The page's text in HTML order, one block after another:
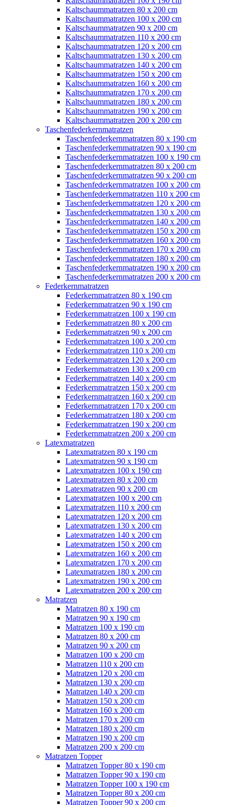
Kaltschaummatratzen 80 x 200 cm
Kaltschaummatratzen 100 x 200 cm
Kaltschaummatratzen 90 x 200 cm
Kaltschaummatratzen 110 x 200 cm
Kaltschaummatratzen 120 x 200 cm
Kaltschaummatratzen 130 x 200 cm
Kaltschaummatratzen 140 x 200 cm
Kaltschaummatratzen 150 x 200 cm
Kaltschaummatratzen 160 x 200 cm
Kaltschaummatratzen 170 x 200 cm
Kaltschaummatratzen 180 x 200 cm
Kaltschaummatratzen 190 x 200 cm
Kaltschaummatratzen 200 x 200 cm
Taschenfederkernmatratzen
Taschenfederkernmatratzen 80 x 190 cm
Taschenfederkernmatratzen 90 x 190 cm
Taschenfederkernmatratzen 100 x 190 cm
Taschenfederkernmatratzen 80 x 200 cm
Taschenfederkernmatratzen 90 x 200 cm
Taschenfederkernmatratzen 100 x 200 cm
Taschenfederkernmatratzen 110 x 200 cm
Taschenfederkernmatratzen 120 x 200 cm
Taschenfederkernmatratzen 130 x 200 cm
Taschenfederkernmatratzen 140 x 200 cm
Taschenfederkernmatratzen 150 x 200 cm
Taschenfederkernmatratzen 160 x 200 cm
Taschenfederkernmatratzen 170 x 200 cm
Taschenfederkernmatratzen 180 x 200 cm
Taschenfederkernmatratzen 190 x 200 cm
Taschenfederkernmatratzen 200 x 200 cm
Federkernmatratzen
Federkernmatratzen 80 x 190 cm
Federkernmatratzen 90 x 190 cm
Federkernmatratzen 100 x 190 cm
Federkernmatratzen 80 x 200 cm
Federkernmatratzen 90 x 200 cm
Federkernmatratzen 100 x 200 cm
Federkernmatratzen 110 x 200 cm
Federkernmatratzen 120 x 200 cm
Federkernmatratzen 130 x 200 cm
Federkernmatratzen 140 x 200 cm
Federkernmatratzen 150 x 200 cm
Federkernmatratzen 160 x 200 cm
Federkernmatratzen 170 x 200 cm
Federkernmatratzen 180 x 200 cm
Federkernmatratzen 190 x 200 cm
Federkernmatratzen 200 x 200 cm
Latexmatratzen
Latexmatratzen 80 x 190 cm
Latexmatratzen 90 x 190 cm
Latexmatratzen 100 x 190 cm
Latexmatratzen 80 x 200 cm
Latexmatratzen 90 x 200 cm
Latexmatratzen 100 x 200 cm
Latexmatratzen 110 x 200 cm
Latexmatratzen 120 x 200 cm
Latexmatratzen 130 x 200 cm
Latexmatratzen 140 x 200 cm
Latexmatratzen 150 x 200 cm
Latexmatratzen 160 x 200 cm
Latexmatratzen 170 x 200 cm
Latexmatratzen 180 x 200 cm
Latexmatratzen 190 x 200 cm
Latexmatratzen 200 x 200 cm
Matratzen
Matratzen 80 x 190 cm
Matratzen 90 x 190 cm
Matratzen 100 x 190 cm
Matratzen 80 x 200 cm
Matratzen 90 x 200 cm
Matratzen 100 x 200 cm
Matratzen 110 x 200 cm
Matratzen 120 x 200 cm
Matratzen 130 x 200 cm
Matratzen 140 x 200 cm
Matratzen 150 x 200 cm
Matratzen 160 x 200 cm
Matratzen 170 x 200 cm
Matratzen 180 x 200 cm
Matratzen 190 x 200 cm
Matratzen 200 x 200 cm
Matratzen Topper
Matratzen Topper 80 x 190 cm
Matratzen Topper 90 x 190 cm
Matratzen Topper 100 x 190 cm
Matratzen Topper 80 x 200 cm
Matratzen Topper 90 x 200 cm